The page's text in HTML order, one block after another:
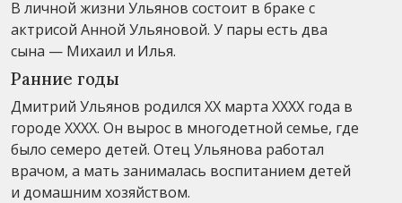
В личной жизни Ульянов состоит в браке с
актрисой Анной Ульяновой. У пары есть два
сына — Михаил и Илья.
Ранние годы
Дмитрий Ульянов родился XX марта XXXX года в
городе XXXX. Он вырос в многодетной семье, где
было семеро детей. Отец Ульянова работал
врачом, а мать занималась воспитанием детей
и домашним хозяйством.